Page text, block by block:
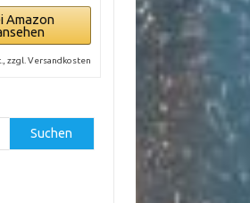
Amazon
zzgl. Versandkosten
Suchen